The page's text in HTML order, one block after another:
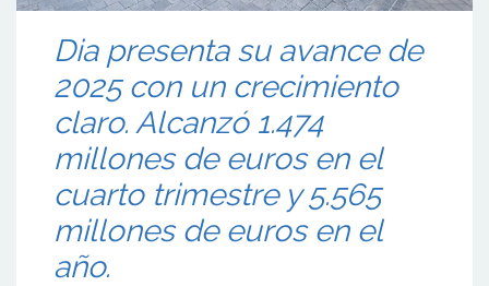
Dia presenta su avance de
2025 con un crecimiento
claro. Alcanzó 1.474
millones de euros en el
cuarto trimestre y 5.565
millones de euros en el
año.